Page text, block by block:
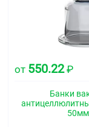
от 550.22₽
Банки